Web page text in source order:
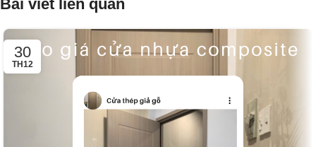
Bài viết liên quan
30
TH12